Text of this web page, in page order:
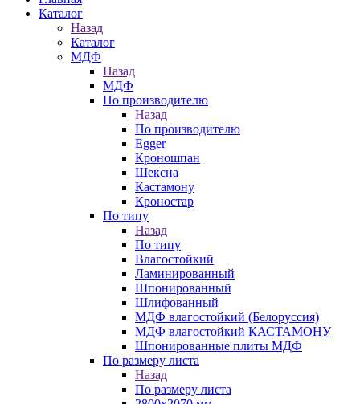
Каталог
Назад
Каталог
МДФ
Назад
МДФ
По производителю
Назад
По производителю
Egger
Кроношпан
Шексна
Кастамону
Кроностар
По типу
Назад
По типу
Влагостойкий
Ламинированный
Шпонированный
Шлифованный
МДФ влагостойкий (Белоруссия)
МДФ влагостойкий КАСТАМОНУ
Шпонированные плиты МДФ
По размеру листа
Назад
По размеру листа